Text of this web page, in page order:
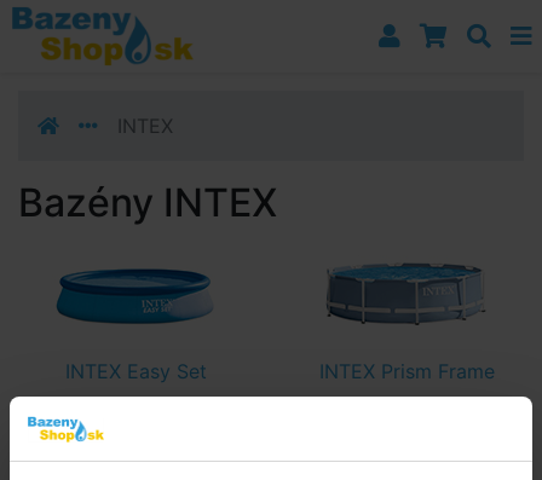
Prejsť k navigácii
Prejsť na obsah
Prejsť k bočnému stĺpci
INTEX
Bazény INTEX
INTEX Easy Set INTEX Prism Frame